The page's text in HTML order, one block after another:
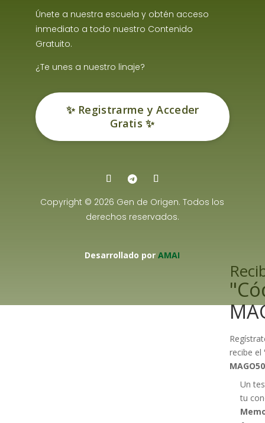
Únete a nuestra escuela y obtén acceso
inmediato a todo nuestro Contenido
Gratuito.
¿Te unes a nuestro linaje?
✨ Registrarme y Acceder
Gratis ✨
Copyright © 2026 Gen de Origen. Todos los
derechos reservados.
Desarrollado porAMAI
recibe el
Un
tu